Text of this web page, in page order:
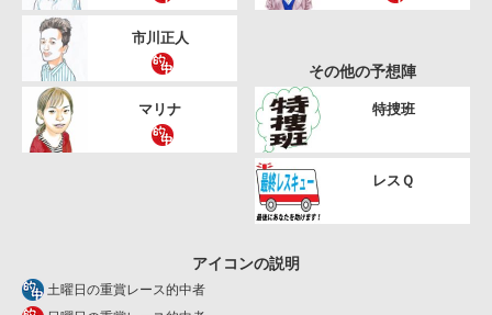
市川正人
マリナ
その他の予想陣
特捜班
レスＱ
アイコンの説明
土曜日の重賞レース的中者